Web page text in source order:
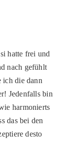
hatte frei und
nach gefühlt
ich die dann
Jedenfalls bin
harmonierts
das bei den
desto